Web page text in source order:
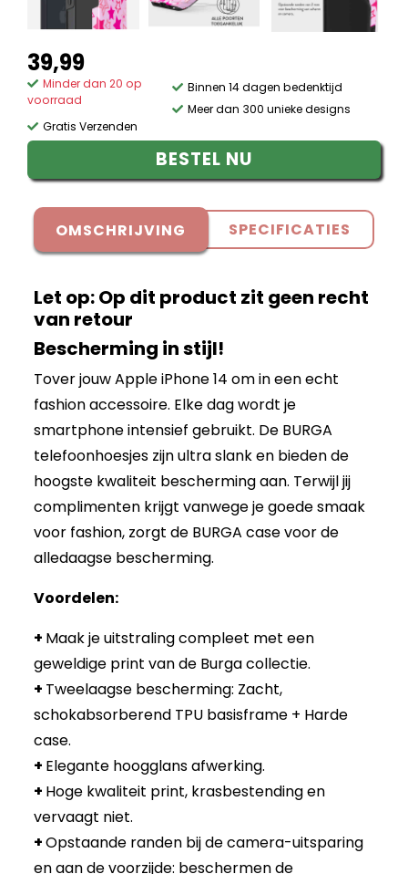
39,99
Minder dan 20 op
voorraad
Gratis Verzenden
Binnen 14 dagen bedenktijd
Meer dan 300 unieke designs
BESTEL NU
OMSCHRIJVING SPECIFICATIES
Let op: Op dit product zit geen recht
van retour
Bescherming in stijl!
Tover jouw Apple iPhone 14 om in een echt
fashion accessoire. Elke dag wordt je
smartphone intensief gebruikt. De BURGA
telefoonhoesjes zijn ultra slank en bieden de
hoogste kwaliteit bescherming aan. Terwijl jij
complimenten krijgt vanwege je goede smaak
voor fashion, zorgt de BURGA case voor de
alledaagse bescherming.
Voordelen:
+ Maak je uitstraling compleet met een
geweldige print van de Burga collectie.
+ Tweelaagse bescherming: Zacht,
schokabsorberend TPU basisframe + Harde
case.
+ Elegante hoogglans afwerking.
+ Hoge kwaliteit print, krasbestending en
vervaagt niet.
+Opstaande randen bij de camera-uitsparing
en aan de voorzijde: beschermen de